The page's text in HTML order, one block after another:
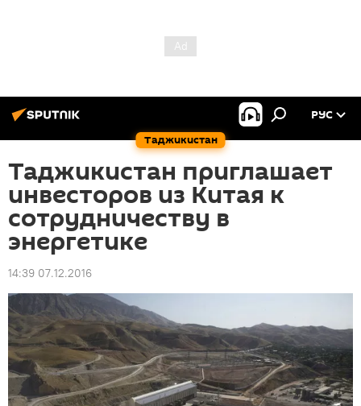
Таджикистан
РУС
Таджикистан приглашает
инвесторов из Китая к
сотрудничеству в
энергетике
14:39 07.12.2016